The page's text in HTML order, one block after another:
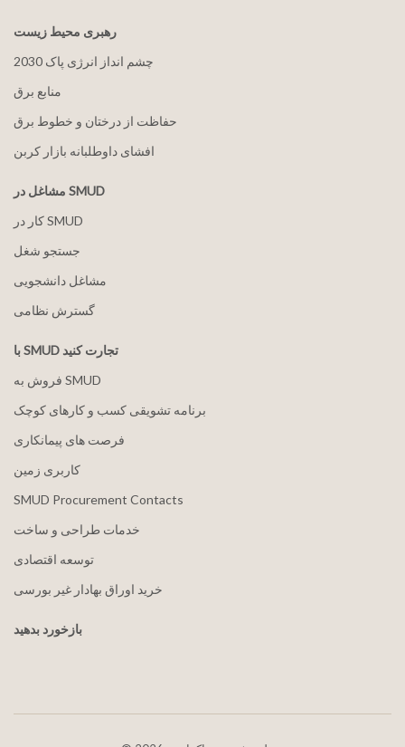
رهبری محیط زیست
2030 چشم انداز انرژی پاک
منابع برق
حفاظت از درختان و خطوط برق
افشای داوطلبانه بازار کربن
مشاغل در SMUD
کار در SMUD
جستجو شغل
مشاغل دانشجویی
گسترش نظامی
با SMUD تجارت کنید
فروش به SMUD
برنامه تشویقی کسب و کارهای کوچک
فرصت های پیمانکاری
کاربری زمین
SMUD Procurement Contacts
خدمات طراحی و ساخت
توسعه اقتصادی
خرید اوراق بهادار غیر بورسی
بازخورد بدهید